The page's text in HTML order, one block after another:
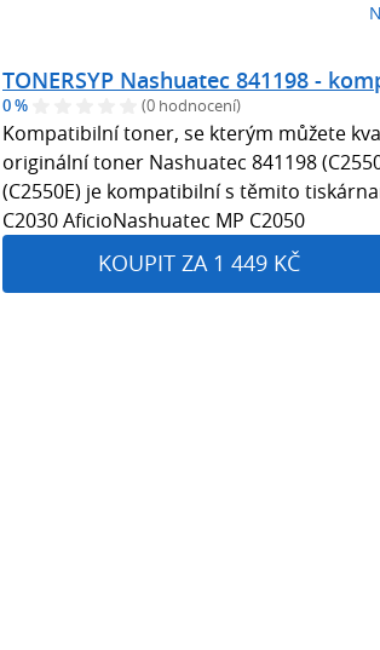
TONERSYP Nashuatec 841198 -
0 % (0 hodnocení)
Kompatibilní toner, se kterým můžete
originální toner Nashuatec 841198
(C2550E) je kompatibilní s těmito
C2030 AficioNashuatec MP C2050
KOUPIT ZA 1 449 KČ